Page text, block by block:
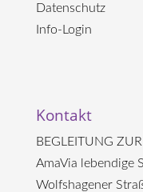
Datenschutz
Info-Login
Kontakt
BEGLEITUNG
AmaVia lebendige
Wolfshagener